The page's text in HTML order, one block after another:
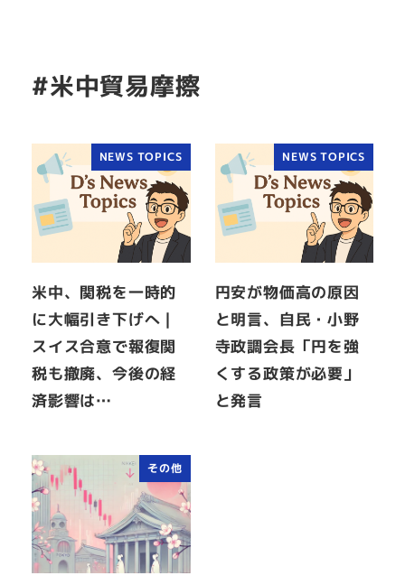
#米中貿易摩擦
NEWS TOPICS
米中、関税を一時的
に大幅引き下げへ｜
スイス合意で報復関
税も撤廃、今後の経
済影響は…
NEWS TOPICS
円安が物価高の原因
と明言、自民・小野
寺政調会長「円を強
くする政策が必要」
と発言
その他